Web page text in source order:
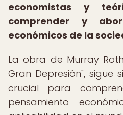
economistas y
comprender y
económicos de la
La obra de Murray
Gran Depresión", sigue
crucial para
pensamiento